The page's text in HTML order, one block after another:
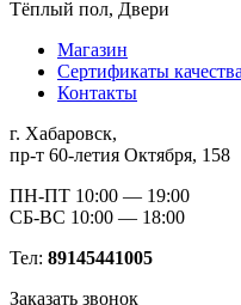
Тёплый пол, Двери
Магазин
Сертификаты качества
Контакты
г. Хабаровск,
пр-т 60-летия Октября, 158
ПН-ПТ 10:00 — 19:00
СБ-ВС 10:00 — 18:00
Тел: 89145441005
Заказать звонок